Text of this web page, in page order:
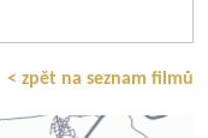
< zpět na seznam filmů